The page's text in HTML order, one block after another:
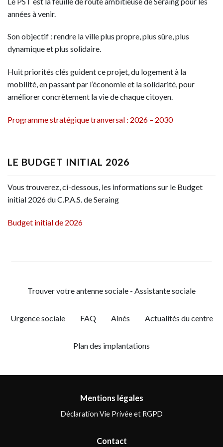
années à venir.
Son objectif : rendre la ville plus propre, plus sûre, plus
dynamique et plus solidaire.
Huit priorités clés guident ce projet, du logement à la
mobilité, en passant par l’économie et la solidarité, pour
améliorer concrètement la vie de chaque citoyen.
Programme stratégique tranversal : 2026 – 2030
LE BUDGET INITIAL 2026
Vous trouverez, ci-dessous, les informations sur le Budget
initial 2026 du C.P.A.S. de Seraing
Budget initial de 2026
Trouver votre antenne sociale - Assistante sociale
Urgence sociale FAQ Ainés Actualités du centre
Plan des implantations
Mentions légales
Déclaration Vie Privée et RGPD
Contact